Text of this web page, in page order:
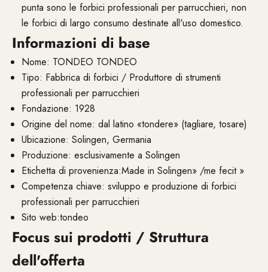
punta sono le forbici professionali per parrucchieri, non
le forbici di largo consumo destinate all'uso domestico.
Informazioni di base
Nome: TONDEO TONDEO
Tipo: Fabbrica di forbici / Produttore di strumenti
professionali per parrucchieri
Fondazione: 1928
Origine del nome: dal latino «tondere» (tagliare, tosare)
Ubicazione: Solingen, Germania
Produzione: esclusivamente a Solingen
Etichetta di provenienza:Made in Solingen» /me fecit »
Competenza chiave: sviluppo e produzione di forbici
professionali per parrucchieri
Sito web:tondeo
Focus sui prodotti / Struttura
dell'offerta